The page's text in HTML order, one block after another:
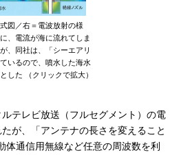
図／右＝電波放射の様
、電流が海に流れてしま
、同社は、「シーエアリ
いるので、噴水した海水
した （クリックで拡大）
テレビ放送（フルセグメント）の電
が、「アンテナの長さを変えること
体通信用無線など任意の周波数を利